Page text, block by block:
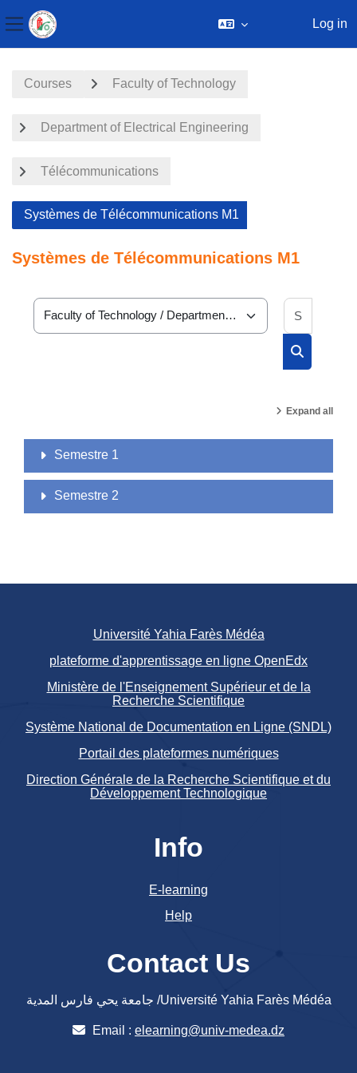
Side panel
Log in
Courses Faculty of Technology
Department of Electrical Engineering
Télécommunications
Systèmes de Télécommunications M1
Systèmes de Télécommunications M1
Course categories
Expand all
Semestre 1
Semestre 2
Université Yahia Farès Médéa
plateforme d'apprentissage en ligne OpenEdx
Ministère de l'Enseignement Supérieur et de la
Recherche Scientifique
Système National de Documentation en Ligne (SNDL)
Portail des plateformes numériques
Direction Générale de la Recherche Scientifique et du
Développement Technologique
Info
E-learning
Help
Contact Us
جامعة يحي فارس المدية /Université Yahia Farès Médéa
Email : elearning@univ-medea.dz